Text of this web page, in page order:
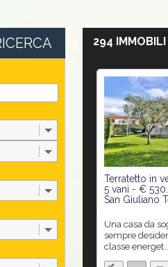
294 IMMOBILI
Terratetto in
5 vani - €
San Giuliano
Una casa da sogno come l’hai
sempre
classe